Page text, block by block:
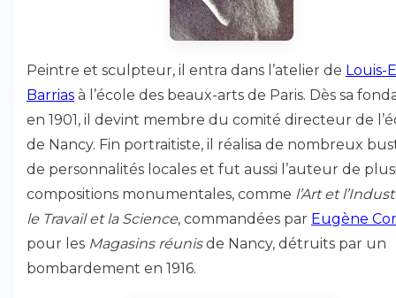
Peintre et sculpteur, il entra dans l’atelier de Louis-
Barrias à l’école des beaux-arts de Paris. Dès sa
en 1901, il devint membre du comité directeur de
de Nancy. Fin portraitiste, il réalisa de nombreux
de personnalités locales et fut aussi l’auteur de
compositions monumentales, comme l’Art et
le Travail et la Science, commandées par Eugène
pour les Magasins réunisde Nancy, détruits par un
bombardement en 1916.